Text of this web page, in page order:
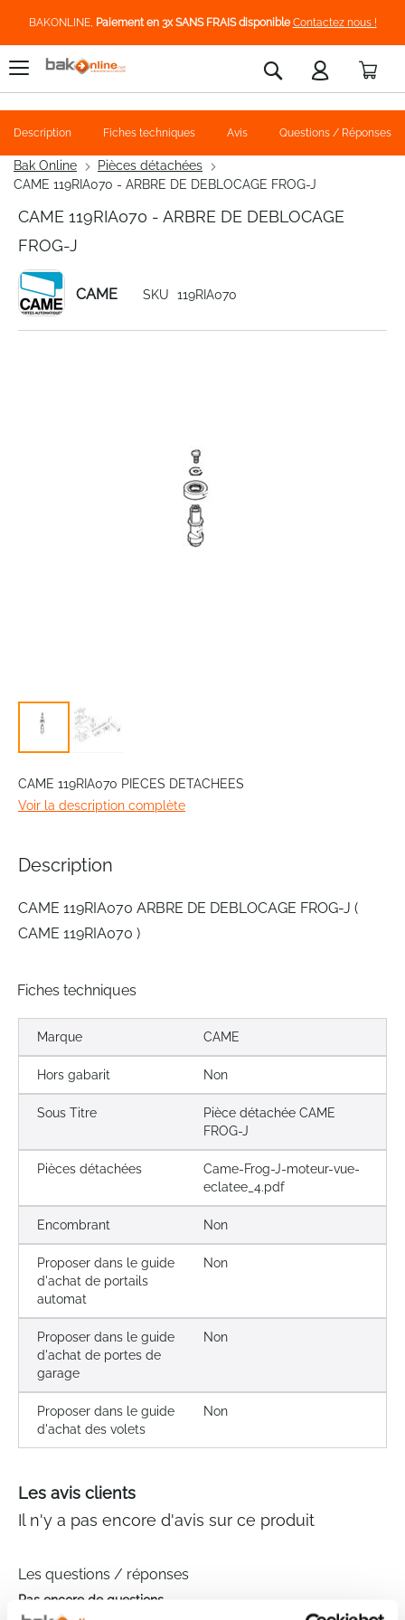
BAKONLINE, Paiement en 3x SANS FRAIS disponible Contactez nous !
Rechercher
Bak Online
Pièces détachées
CAME 119RIA070 - ARBRE DE DEBLOCAGE FROG-J
CAME 119RIA070 - ARBRE DE DEBLOCAGE
FROG-J
CAME SKU 119RIA070
to
the
beginning
images
CAME 119RIA070 PIECES DETACHEES
Voir la description complète
Description Fiches techniques Avis Questions / Réponses
Description
CAME 119RIA070 ARBRE DE DEBLOCAGE FROG-J (
CAME 119RIA070 )
Fiches techniques
Marque CAME
Hors gabarit Non
Sous Titre
Pièce détachée CAME
FROG-J
Pièces détachées
Came-Frog-J-moteur-vue-
eclatee_4.pdf
Encombrant Non
Proposer dans le guide
d'achat de portails
automat
Non
Proposer dans le guide
d'achat de portes de
garage
Non
Proposer dans le guide
d'achat des volets
Non
Les avis clients
Il n'y a pas encore d'avis sur ce produit
Les questions / réponses
Pas encore de questions